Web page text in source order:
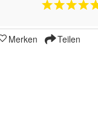
Merken Teilen